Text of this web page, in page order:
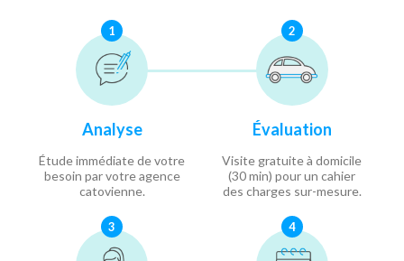
1
Analyse
Étude immédiate de votre
besoin par votre agence
catovienne.
2
Évaluation
Visite gratuite à domicile
(30 min) pour un cahier
des charges sur-mesure.
3 4